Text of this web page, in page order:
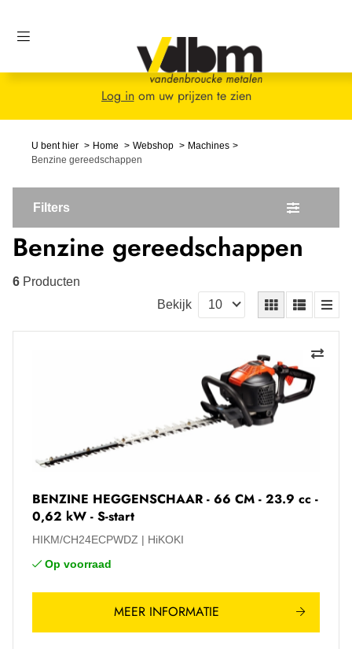
Log inom uw prijzen te zien
U bent hier Home Webshop
Machines
Benzine gereedschappen
Filters
Benzine gereedschappen
6 Producten
Bekijk
BENZINE HEGGENSCHAAR - 66 CM - 23.9 cc -
0,62 kW - S-start
HIKM/CH24ECPWDZ
HiKOKI
Op voorraad
MEER INFORMATIE